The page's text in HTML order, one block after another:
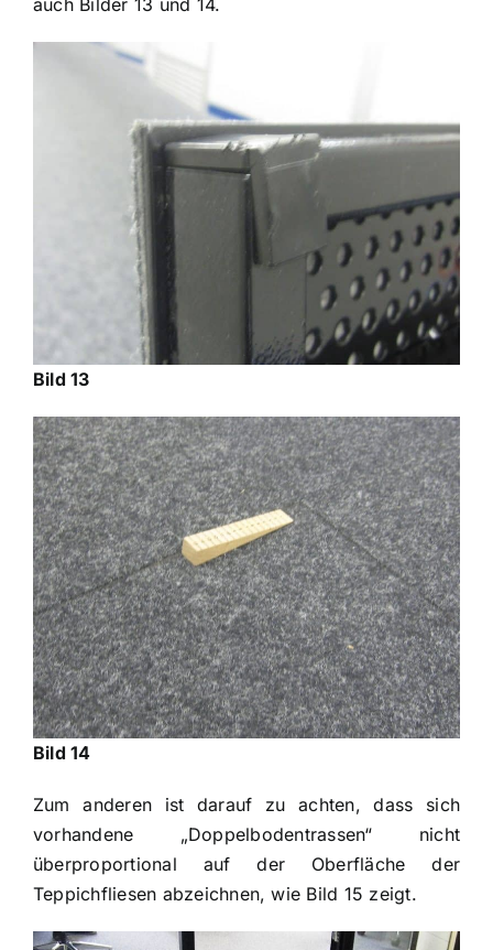
Bild 13
Bild 14
Zum anderen ist darauf zu achten, dass sich
vorhandene „Doppelbodentrassen“ nicht
überproportional auf der Oberfläche der
Teppichfliesen abzeichnen, wie Bild 15 zeigt.